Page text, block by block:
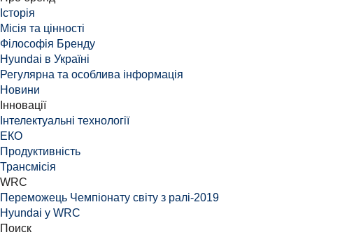
Історія
Місія та цінності
Філософія Бренду
Hyundai в Україні
Регулярна та особлива інформація
Новини
Інновації
Інтелектуальні технології
ЕКО
Продуктивність
Трансмісія
WRC
Переможець Чемпіонату світу з ралі-2019
Hyundai у WRC
Поиск